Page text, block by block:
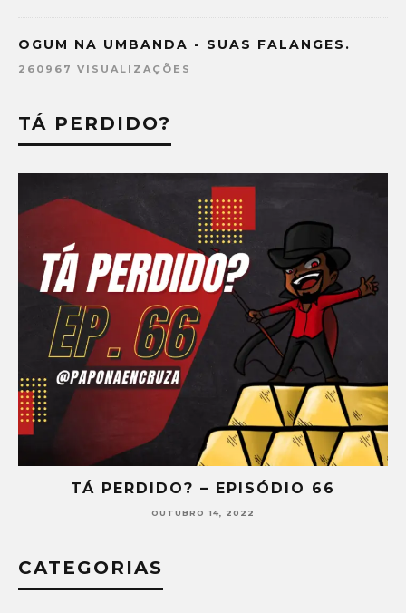
OGUM NA UMBANDA - SUAS FALANGES.
260967 VISUALIZAÇÕES
TÁ PERDIDO?
66 TÁ PERDIDO? –
CATEGORIAS